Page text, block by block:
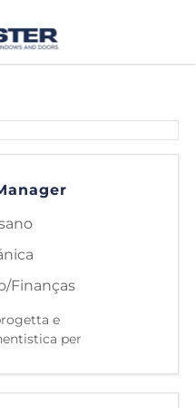
Finanças
e
per
processo
studio della
una